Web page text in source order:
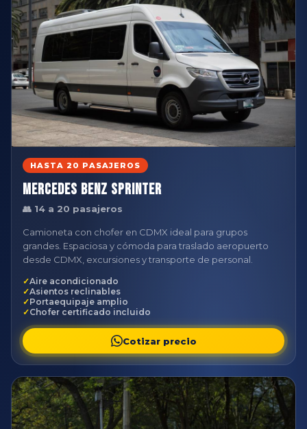
HASTA 20 PASAJEROS
Mercedes Benz Sprinter
👥 14 a 20 pasajeros
Camioneta con chofer en CDMX ideal para grupos
grandes. Espaciosa y cómoda para traslado aeropuerto
desde CDMX, excursiones y transporte de personal.
Aire acondicionado
Asientos reclinables
Portaequipaje amplio
Chofer certificado incluido
Cotizar precio